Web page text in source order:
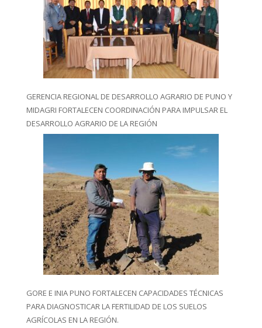
GERENCIA REGIONAL DE DESARROLLO AGRARIO DE PUNO Y
MIDAGRI FORTALECEN COORDINACIÓN PARA IMPULSAR EL
DESARROLLO AGRARIO DE LA REGIÓN
GORE E INIA PUNO FORTALECEN CAPACIDADES TÉCNICAS
PARA DIAGNOSTICAR LA FERTILIDAD DE LOS SUELOS
AGRÍCOLAS EN LA REGIÓN.